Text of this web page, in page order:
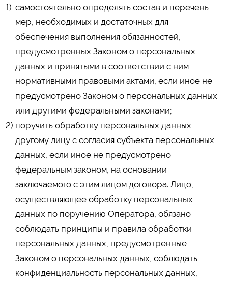
самостоятельно определять состав и перечень
мер, необходимых и достаточных для
обеспечения выполнения обязанностей,
предусмотренных Законом о персональных
данных и принятыми в соответствии с ним
нормативными правовыми актами, если иное не
предусмотрено Законом о персональных данных
или другими федеральными законами;
поручить обработку персональных данных
другому лицу с согласия субъекта персональных
данных, если иное не предусмотрено
федеральным законом, на основании
заключаемого с этим лицом договора. Лицо,
осуществляющее обработку персональных
данных по поручению Оператора, обязано
соблюдать принципы и правила обработки
персональных данных, предусмотренные
Законом о персональных данных, соблюдать
конфиденциальность персональных данных,